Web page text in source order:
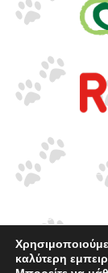
καλύτερη